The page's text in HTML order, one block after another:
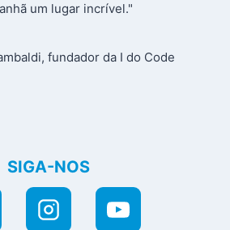
um lugar incrível."
fundador da I do Code
SIGA-NOS